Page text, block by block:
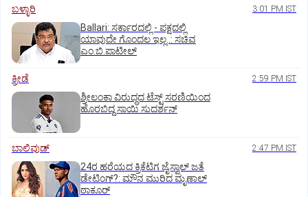
ಬಳ್ಳಾರಿ 3:01 PM IST
Ballari: ಸರ್ಕಾರದಲ್ಲಿ - ಪಕ್ಷದಲ್ಲಿ
ಯಾವುದೇ ಗೊಂದಲ ಇಲ್ಲ..: ಸಚಿವ
ಎಂ.ಬಿ.ಪಾಟೀಲ್
ಕ್ರೀಡೆ 2:59 PM IST
ಶ್ರೀಲಂಕಾ ವಿರುದ್ಧದ ಟೆಸ್ಟ್ ಸರಣಿಯಿಂದ
ಹೊರಬಿದ್ದ ಸಾಯಿ ಸುದರ್ಶನ್
ಬಾಲಿವುಡ್‌ 2:47 PM IST
24ರ ಹರೆಯದ ಕ್ರಿಕೆಟಿಗ ಜೈಸ್ವಾಲ್‌ ಜತೆ
ಡೇಟಿಂಗ್?:‌ ಮೌನ ಮುರಿದ ಮೃಣಾಲ್‌
ಠಾಕೂರ್